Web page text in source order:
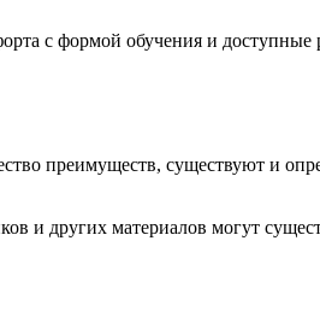
с формой обучения и доступные
преимуществ, существуют и
и других материалов могут